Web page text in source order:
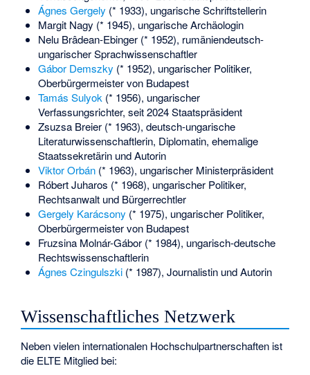
Ágnes Gergely (* 1933), ungarische Schriftstellerin
Margit Nagy (* 1945), ungarische Archäologin
Nelu Brâdean-Ebinger(* 1952), rumäniendeutsch-
ungarischer Sprachwissenschaftler
Gábor Demszky (* 1952), ungarischer Politiker,
Oberbürgermeister von Budapest
Tamás Sulyok (* 1956), ungarischer
Verfassungsrichter, seit 2024 Staatspräsident
Zsuzsa Breier(* 1963), deutsch-ungarische
Literaturwissenschaftlerin, Diplomatin, ehemalige
Staatssekretärin und Autorin
Viktor Orbán(* 1963), ungarischer Ministerpräsident
Róbert Juharos (* 1968), ungarischer Politiker,
Rechtsanwalt und Bürgerrechtler
Gergely Karácsony (* 1975), ungarischer Politiker,
Oberbürgermeister von Budapest
Fruzsina Molnár-Gábor(* 1984), ungarisch-deutsche
Rechtswissenschaftlerin
Ágnes Czingulszki(* 1987), Journalistin und Autorin
Wissenschaftliches Netzwerk
Neben vielen internationalen Hochschulpartnerschaften ist
die ELTE Mitglied bei: